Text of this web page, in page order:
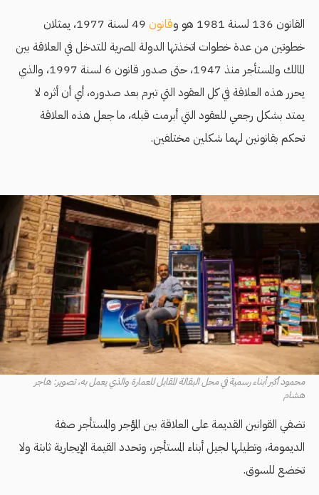
القانون 136 لسنة 1981 هو و
قانون
49 لسنة 1977، يمثلان
خطوتين من عدة خطوات اتخذتها الدولة المصرية للتدخل في العلاقة بين
المالك والمستأجر منذ 1947، حتى صدور قانون 6 لسنة 1997، والذي
يحرر هذه العلاقة في كل العقود التي تبرم بعد صدوره، أي أن أثره لا
يمتد بشكل رجعي للعقود التي أبرمت قبله، ما جعل هذه العلاقة
تحكم بقانونين لهما شكلين مختلفين.
محمود أكبر أبناء رسمية في محل البقالة المقابل للعمارة والذي يعمل به، تصوير: هاجر
هشام
تضفي القوانين القديمة على العلاقة بين المؤجر والمستأجر صفة
الديمومة، وتطيلها لجيل أبناء المستأجر، وتحدد القيمة الإيجارية ثابتة ولا
تخضع للسوق.